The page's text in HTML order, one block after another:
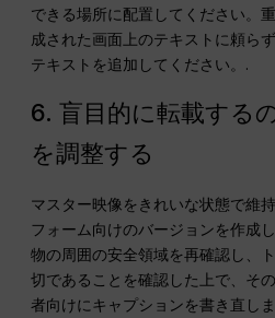
できる場所に配置してください。
成された画面上のテキストに頼ら
テキストを追加してください。.
6. 盲目的に転載する
を調整する
マスター映像をきれいな状態で維
フォーム向けのバージョンを作成
物の周囲の安全領域を再確認し、
切であることを確認した上で、そ
者向けにキャプションを書き直し